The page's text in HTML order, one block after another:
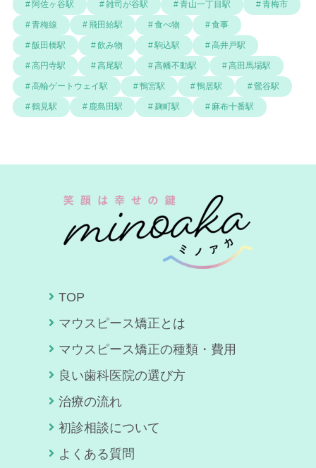
阿佐ヶ谷駅 雑司が谷駅 青山一丁目駅 青梅市
青梅線 飛田給駅 食べ物 食事
飯田橋駅 飲み物 駒込駅 高井戸駅
高円寺駅 高尾駅 高幡不動駅 高田馬場駅
高輪ゲートウェイ駅 鴨宮駅 鴨居駅 鶯谷駅
鶴見駅 鹿島田駅 麹町駅 麻布十番駅
TOP
マウスピース矯正とは
マウスピース矯正の種類・費用
良い歯科医院の選び方
治療の流れ
初診相談について
よくある質問